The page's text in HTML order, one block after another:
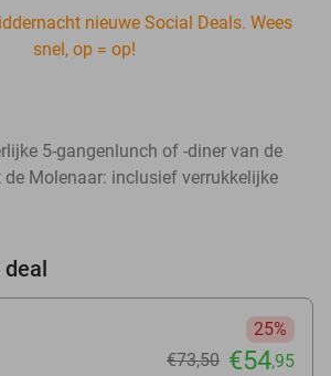
nieuwe Social Deals. Wees
snel, op = op!
5-gangenlunch of -diner van de
Molenaar: inclusief verrukkelijke
25%
€73,50 €54,95